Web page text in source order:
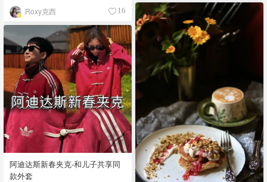
Roxy克西 16
阿迪达斯新春夹克-和儿子共享同
款外套